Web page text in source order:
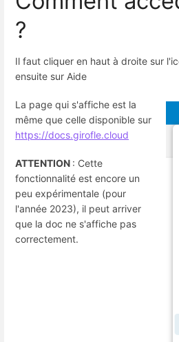
?
Il faut cliquer en haut à droite sur
ensuite sur Aide
La page qui s'affiche est la
même que celle disponible sur
https://docs.girofle.cloud
ATTENTION : Cette
fonctionnalité est encore un
peu expérimentale (pour
l'année 2023), il peut arriver
que la doc ne s'affiche pas
correctement.